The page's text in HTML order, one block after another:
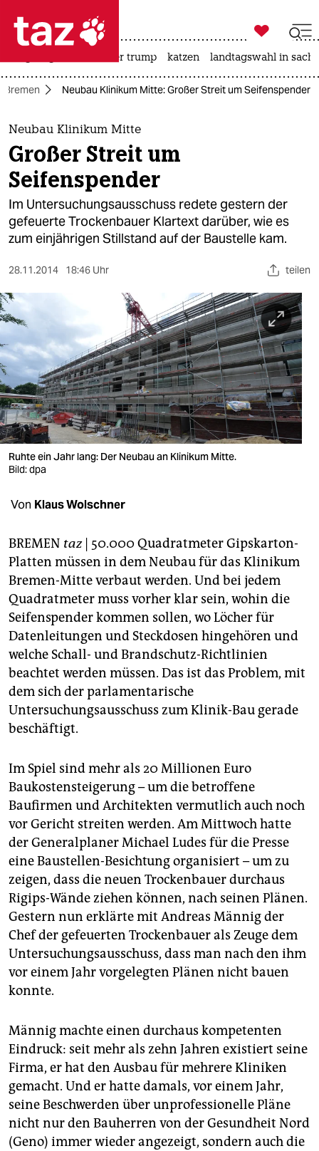
 taz zahl ich
taz zahl ich
themen
politik
öko
gesellschaft
sport
berlin
nord
wahrheit
verlag
verlag
veranstaltungen
shop
unterstützen
abo
genossenschaft
epaper login

taz zahl ich
usa unter trump katzen landtagswahl in
Bremen Neubau Klinikum Mitte: Großer Streit um Seifenspender
Neubau Klinikum Mitte
Großer Streit um
Seifenspender
Im Untersuchungsausschuss redete gestern der
gefeuerte Trockenbauer Klartext darüber, wie es
zum einjährigen Stillstand auf der Baustelle kam.
28.11.2014 18:46 Uhr teilen
Ruhte ein Jahr lang: Der Neubau an Klinikum Mitte.
Bild: dpa
Von Klaus Wolschner
BREMEN taz| 50.000 Quadratmeter Gipskarton-
Platten müssen in dem Neubau für das Klinikum
Bremen-Mitte verbaut werden. Und bei jedem
Quadratmeter muss vorher klar sein, wohin die
Seifenspender kommen sollen, wo Löcher für
Datenleitungen und Steckdosen hingehören und
welche Schall- und Brandschutz-Richtlinien
beachtet werden müssen. Das ist das Problem, mit
dem sich der parlamentarische
Untersuchungsausschuss zum Klinik-Bau gerade
beschäftigt.
Im Spiel sind mehr als 20 Millionen Euro
Baukostensteigerung – um die betroffene
Baufirmen und Architekten vermutlich auch noch
vor Gericht streiten werden. Am Mittwoch hatte
der Generalplaner Michael Ludes für die Presse
eine Baustellen-Besichtung organisiert – um zu
zeigen, dass die neuen Trockenbauer durchaus
Rigips-Wände ziehen können, nach seinen Plänen.
Gestern nun erklärte mit Andreas Männig der
Chef der gefeuerten Trockenbauer als Zeuge dem
Untersuchungsausschuss, dass man nach den ihm
vor einem Jahr vorgelegten Plänen nicht bauen
konnte.
Männig machte einen durchaus kompetenten
Eindruck: seit mehr als zehn Jahren existiert seine
Firma, er hat den Ausbau für mehrere Kliniken
gemacht. Und er hatte damals, vor einem Jahr,
seine Beschwerden über unprofessionelle Pläne
nicht nur den Bauherren von der Gesundheit Nord
(Geno) immer wieder angezeigt, sondern auch die